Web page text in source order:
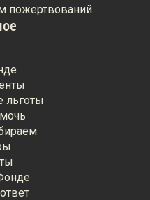
льготы
пожертвований